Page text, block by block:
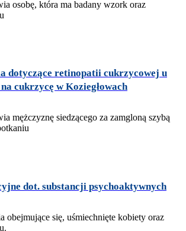
dotyczące retinopatii cukrzycowej u
cukrzycę w Koziegłowach
dot. substancji psychoaktywnych